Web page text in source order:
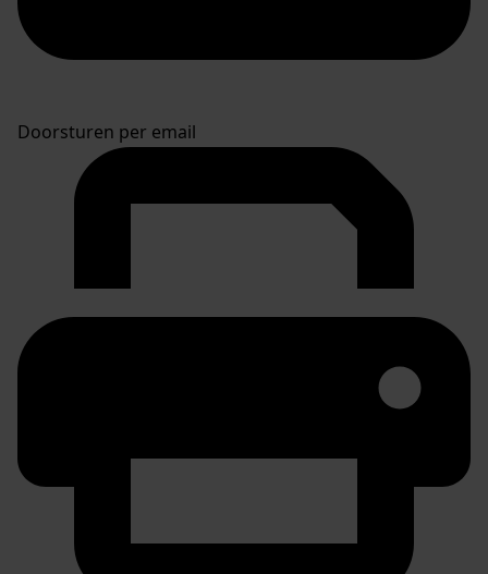
Doorsturen per email